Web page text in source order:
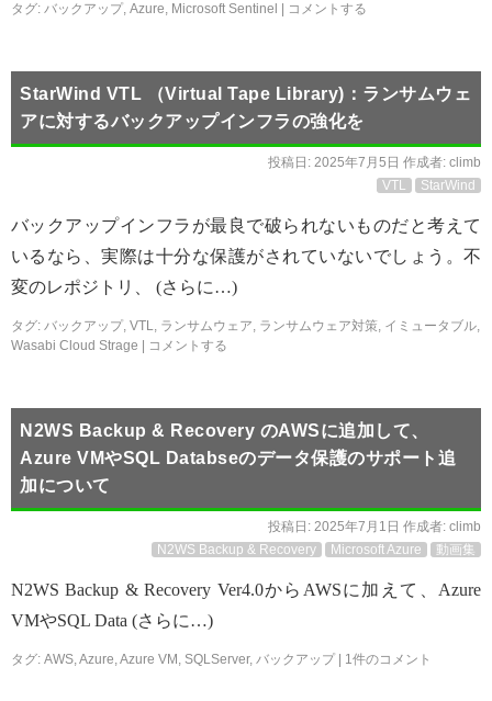
タグ: バックアップ, Azure, Microsoft Sentinel コメントする
StarWind VTL （Virtual Tape Library)：ランサムウェ
アに対するバックアップインフラの強化を
投稿日: 2025年7月5日 作成者: climb
VTL
StarWind
バックアップインフラが最良で破られないものだと考えて
いるなら、実際は十分な保護がされていないでしょう。不
変のレポジトリ、 (さらに…)
タグ: バックアップ, VTL, ランサムウェア, ランサムウェア対策, イミュータブル,
Wasabi Cloud Strage
コメントする
N2WS Backup & Recovery のAWSに追加して、
Azure VMやSQL Databseのデータ保護のサポート追
加について
投稿日: 2025年7月1日 作成者: climb
N2WS Backup & Recovery
Microsoft Azure 動画集
N2WS Backup & Recovery Ver4.0からAWSに加えて、Azure
VMやSQL Data (さらに…)
タグ: AWS,Azure,Azure VM , SQLServer, バックアップ 1件のコメント